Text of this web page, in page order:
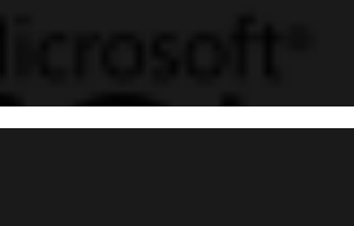
SQL Server - Trigger